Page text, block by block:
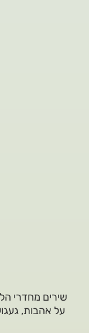
שירים מחדרי
על אהבות,